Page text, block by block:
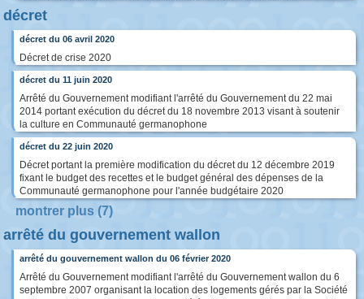
décret
décret du 06 avril 2020
Décret de crise 2020
décret du 11 juin 2020
Arrêté du Gouvernement modifiant l'arrêté du Gouvernement du 22 mai
2014 portant exécution du décret du 18 novembre 2013 visant à soutenir
la culture en Communauté germanophone
décret du 22 juin 2020
Décret portant la première modification du décret du 12 décembre 2019
fixant le budget des recettes et le budget général des dépenses de la
Communauté germanophone pour l'année budgétaire 2020
montrer plus (7)
arrêté du gouvernement wallon
arrêté du gouvernement wallon du 06 février 2020
Arrêté du Gouvernement modifiant l'arrêté du Gouvernement wallon du 6
septembre 2007 organisant la location des logements gérés par la Société